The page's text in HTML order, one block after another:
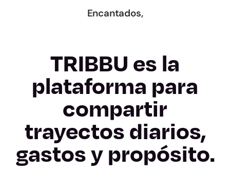
Encantados,
TRIBBU es la
plataforma para
compartir
trayectos diarios,
gastos y propósito.